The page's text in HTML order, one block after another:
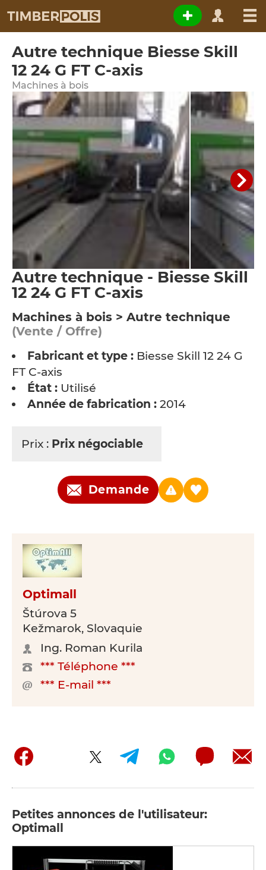
Autre technique Biesse Skill
12 24 G FT C-axis
Machines à bois
Autre technique - Biesse Skill
12 24 G FT C-axis
Machines à bois > Autre technique
(Vente / Offre)
Fabricant et type : Biesse Skill 12 24 G
FT C-axis
État : Utilisé
Année de fabrication : 2014
Prix : Prix négociable
Demande
Optimall
Štúrova 5
Kežmarok, Slovaquie
Ing. Roman Kurila
*** Téléphone ***
*** E-mail ***
Petites annonces de l'utilisateur:
Optimall